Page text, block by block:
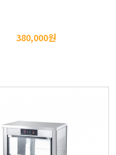
380,000원